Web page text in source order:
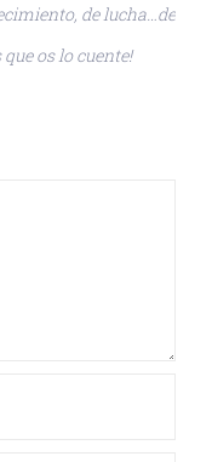
de lucha…de
os lo cuente!